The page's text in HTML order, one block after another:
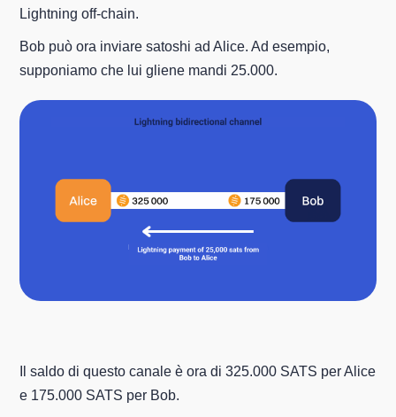
Lightning off-chain.
Bob può ora inviare satoshi ad Alice. Ad esempio,
supponiamo che lui gliene mandi 25.000.
Il saldo di questo canale è ora di 325.000 SATS per Alice
e 175.000 SATS per Bob.